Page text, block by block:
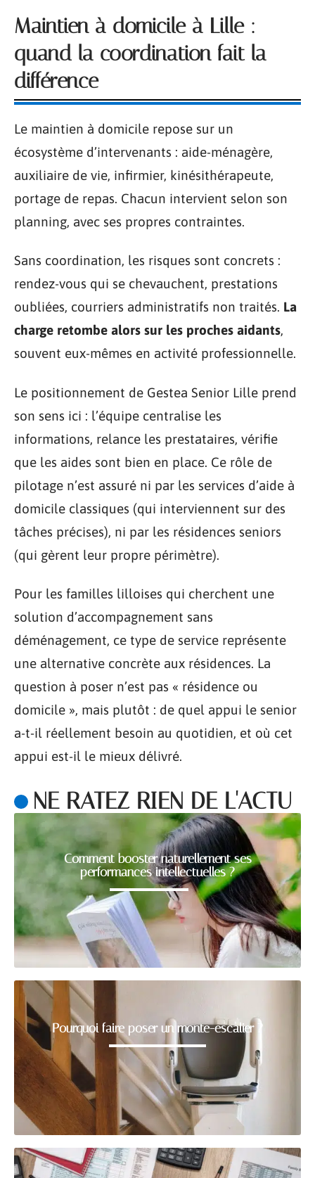
Maintien à domicile à Lille :
quand la coordination fait la
différence
Le maintien à domicile repose sur un
écosystème d’intervenants : aide-ménagère,
auxiliaire de vie, infirmier, kinésithérapeute,
portage de repas. Chacun intervient selon son
planning, avec ses propres contraintes.
Sans coordination, les risques sont concrets :
rendez-vous qui se chevauchent, prestations
oubliées, courriers administratifs non traités. La
charge retombe alors sur les proches aidants,
souvent eux-mêmes en activité professionnelle.
Le positionnement de Gestea Senior Lille prend
son sens ici : l’équipe centralise les
informations, relance les prestataires, vérifie
que les aides sont bien en place. Ce rôle de
pilotage n’est assuré ni par les services d’aide à
domicile classiques (qui interviennent sur des
tâches précises), ni par les résidences seniors
(qui gèrent leur propre périmètre).
Pour les familles lilloises qui cherchent une
solution d’accompagnement sans
déménagement, ce type de service représente
une alternative concrète aux résidences. La
question à poser n’est pas « résidence ou
domicile », mais plutôt : de quel appui le senior
a-t-il réellement besoin au quotidien, et où cet
appui est-il le mieux délivré.
NE RATEZ RIEN DE L'ACTU
Comment booster naturellement ses
performances intellectuelles ?
Pourquoi faire poser un monte-escalier ?